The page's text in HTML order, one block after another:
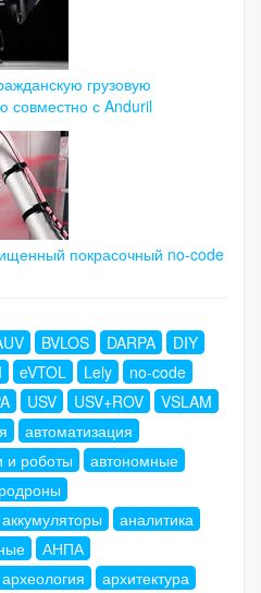
грузовую
совместно с Anduril
покрасочный no-code
BVLOS DARPA
DIY
eVTOL Lely
no-code
USV USV+ROV
VSLAM
автоматизация
и роботы
автономные
аккумуляторы
аналитика
АНПА
археология
архитектура